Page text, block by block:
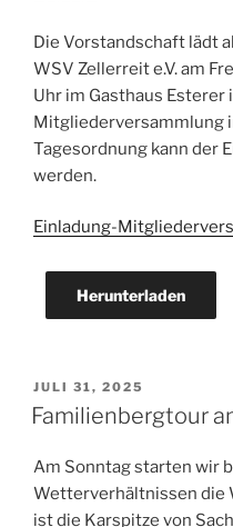
Die Vorstandschaft lädt
WSV Zellerreit e.V. am
Uhr im Gasthaus
Mitgliederversammlung
Tagesordnung kann der
werden.
Einladung-
Herunterladen
VERÖFFENTLICHT
AM
JULI 31, 2025
Familienbergtour
Am Sonntag starten wir
Wetterverhältnissen die
ist die Karspitze von